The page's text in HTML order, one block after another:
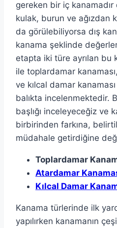
gereken bir iç kanamadır
kulak, burun ve ağızdan
da görülebiliyorsa dış
kanama şeklinde
etapta iki türe ayrılan bu
ile toplardamar
ve kılcal damar
balıkta incelenmektedir.
başlığı inceleyeceğiz ve
birbirinden farkına,
müdahale getirdiğine
Toplardamar
Atardamar
Kılcal Damar
Kanama türlerinde ilk
yapılırken kanamanın